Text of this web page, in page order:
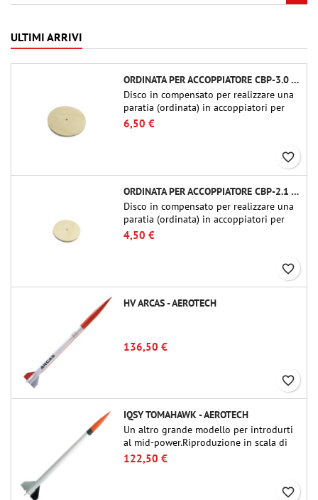
ULTIMI ARRIVI
ORDINATA PER ACCOPPIATORE CBP-3.0 - PUBLIC MISSILES LTD.
Disco in compensato per realizzare una
paratia (ordinata) in accoppiatori per
tubi Public Missiles Ltd. da 54 mm (PT-
2.1 o QT-2.1)
6,50 €
favorite_border
ORDINATA PER ACCOPPIATORE CBP-2.1 - PUBLIC MISSILES LTD.
Disco in compensato per realizzare una
paratia (ordinata) in accoppiatori per
tubi Public Missiles Ltd. da 54 mm (PT-
2.1 o QT-2.1)
4,50 €
favorite_border
HV ARCAS - AEROTECH
136,50 €
favorite_border
IQSY TOMAHAWK - AEROTECH
Un altro grande modello per introdurti
al mid-power.Riproduzione in scala di
un famoso razzo-sonda, dalle dimensioni
contenute e adatto per passare a kit di
122,50 €
favorite_border